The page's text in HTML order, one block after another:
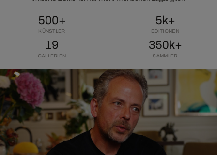
500+
KÜNSTLER
5k+
EDITIONEN
19
GALLERIEN
350k+
SAMMLER